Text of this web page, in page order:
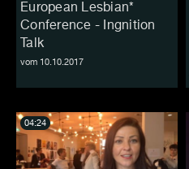
European Lesbian*
Conference - Ingnition
Talk
vom 10.10.2017
04:24